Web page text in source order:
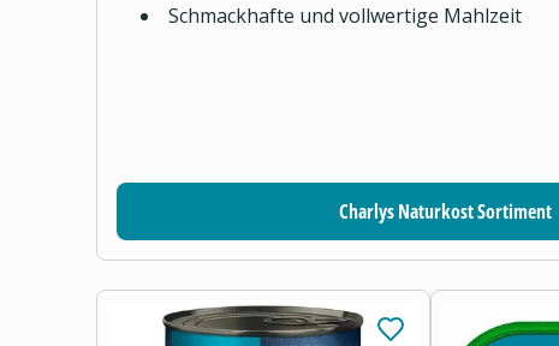
Schmackhafte und vollwertige Mahlzeit
Charlys Naturkost Sortiment